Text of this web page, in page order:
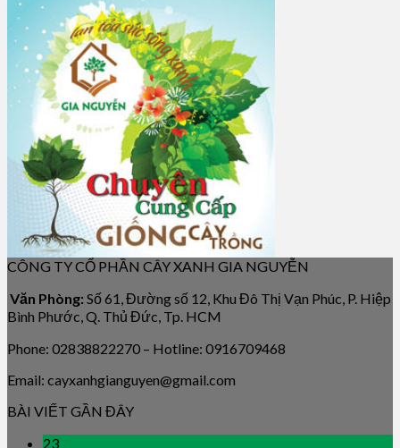
CÔNG TY CỔ PHẦN CÂY XANH GIA NGUYỄN
Văn Phòng: Số 61, Đường số 12, Khu Đô Thị Vạn Phúc, P. Hiệp
Bình Phước, Q. Thủ Đức, Tp. HCM
Phone: 02838822270 – Hotline: 0916709468
Email: cayxanhgianguyen@gmail.com
BÀI VIẾT GẦN ĐÂY
23